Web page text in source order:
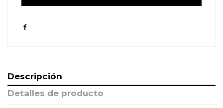
Descripción
Detalles de producto